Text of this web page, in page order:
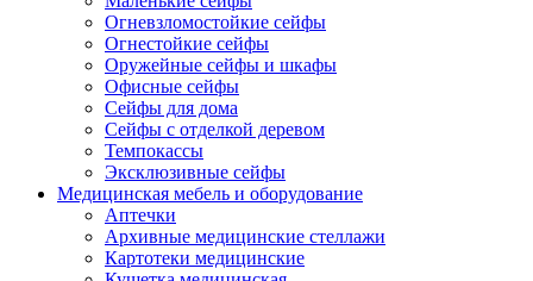
Огневзломостойкие сейфы
Огнестойкие сейфы
Оружейные сейфы и шкафы
Офисные сейфы
Сейфы для дома
Сейфы с отделкой деревом
Темпокассы
Эксклюзивные сейфы
Медицинская мебель и оборудование
Аптечки
Архивные медицинские стеллажи
Картотеки медицинские